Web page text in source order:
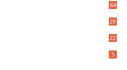
64
29
22
5